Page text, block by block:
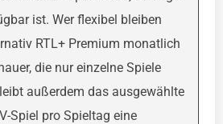
ist. Wer flexibel bleiben
RTL+ Premium monatlich
die nur einzelne Spiele
außerdem das ausgewählte
Spiel pro Spieltag eine